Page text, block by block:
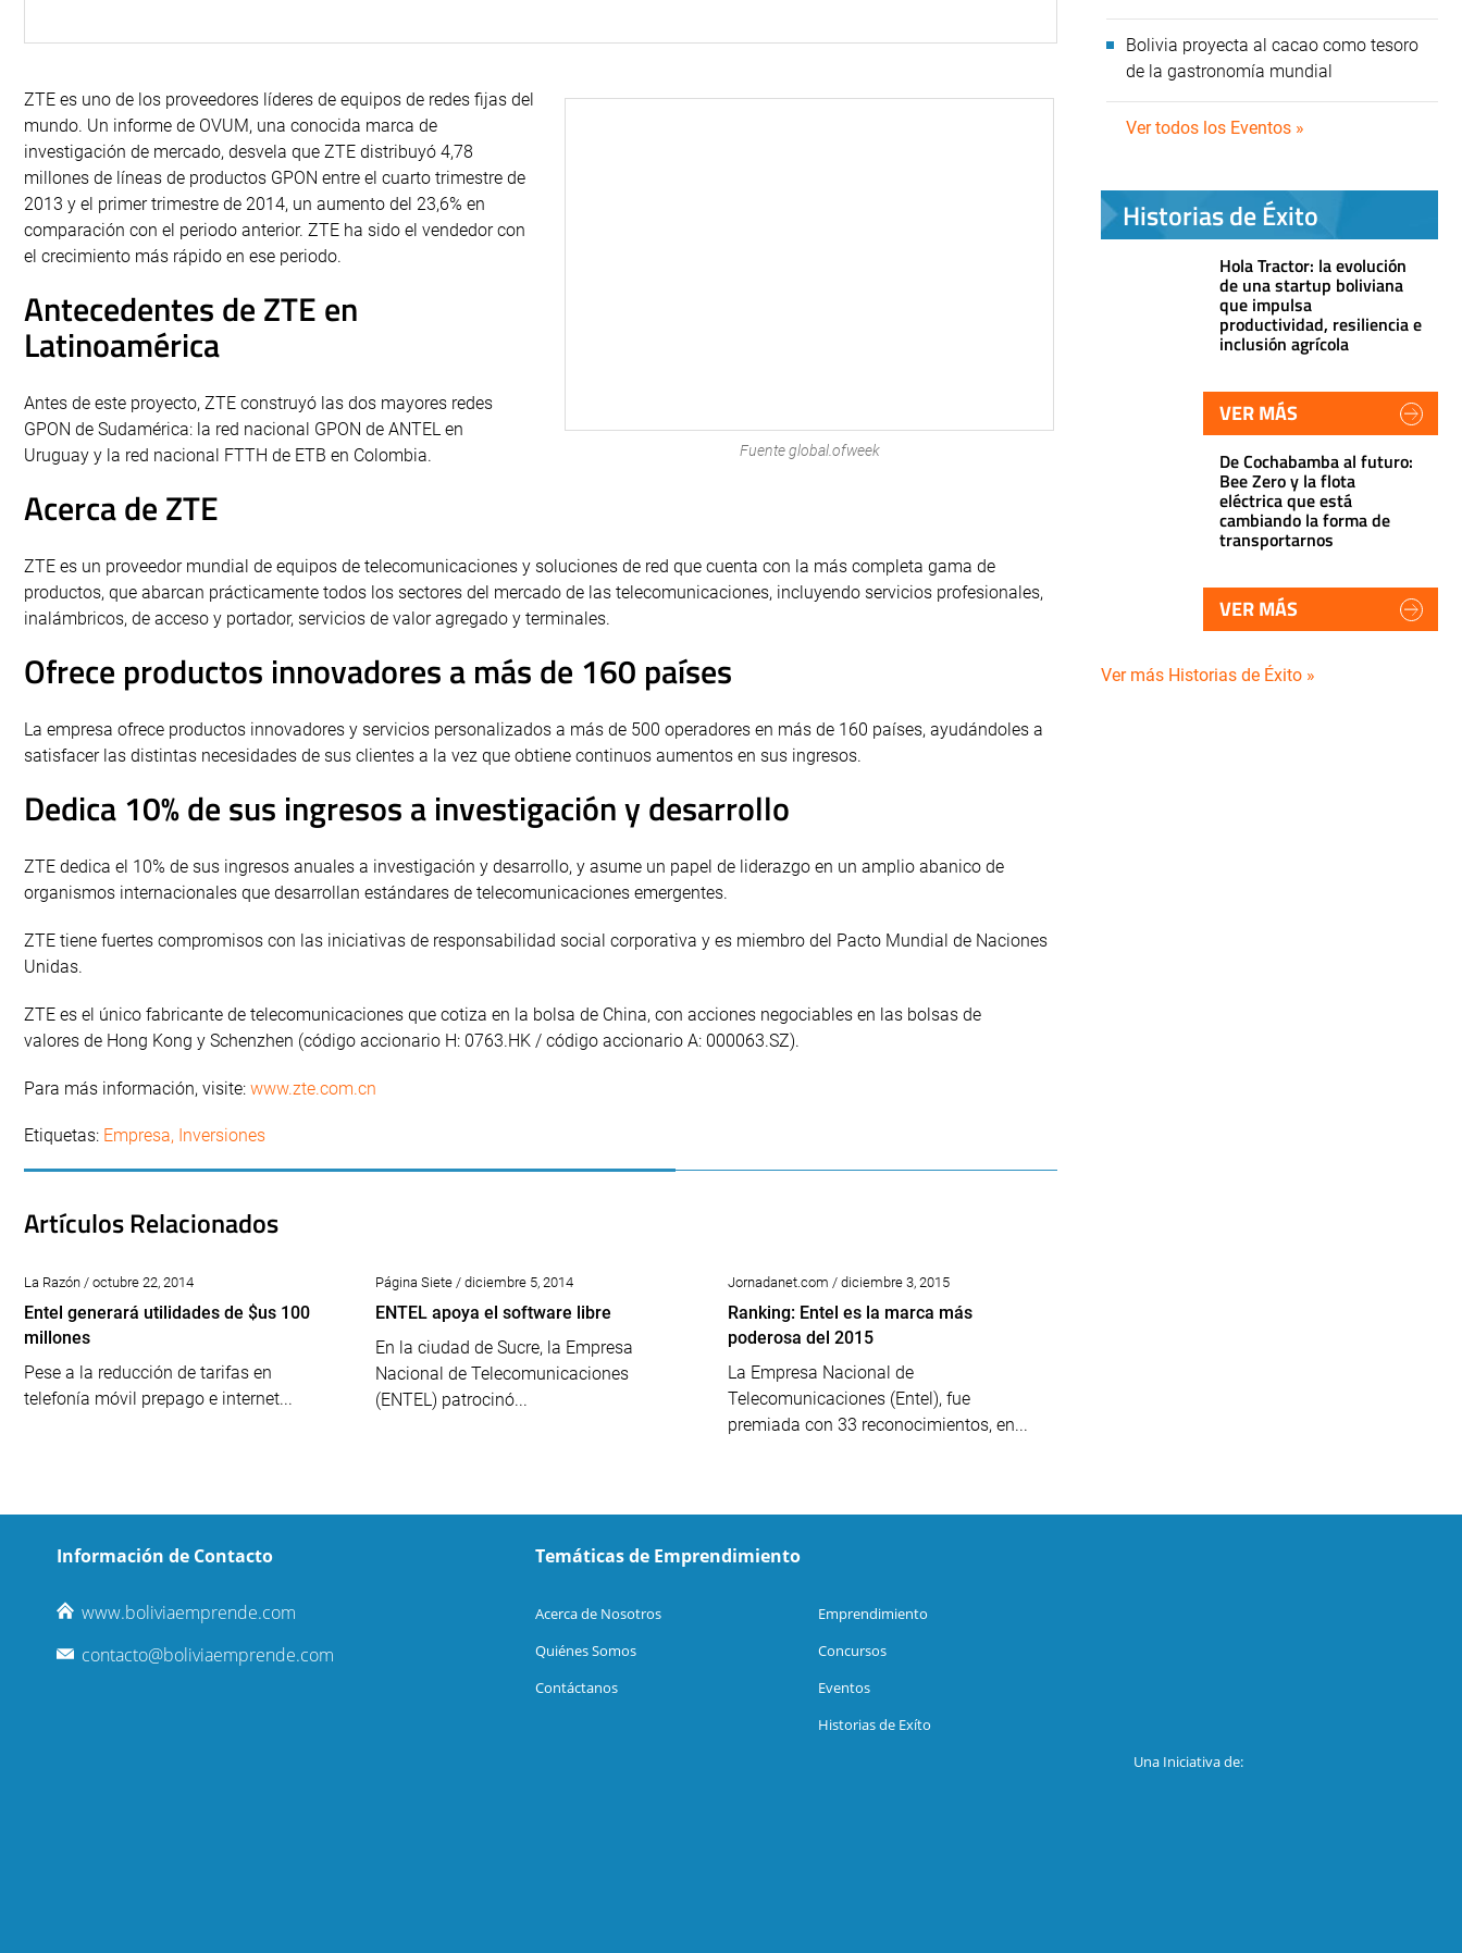
Fuente global.ofweek
ZTE es uno de los proveedores líderes de equipos de redes fijas del
mundo. Un informe de OVUM, una conocida marca de
investigación de mercado, desvela que ZTE distribuyó 4,78
millones de líneas de productos GPON entre el cuarto trimestre de
2013 y el primer trimestre de 2014, un aumento del 23,6% en
comparación con el periodo anterior. ZTE ha sido el vendedor con
el crecimiento más rápido en ese periodo.
Antecedentes de ZTE en
Latinoamérica
Antes de este proyecto, ZTE construyó las dos mayores redes
GPON de Sudamérica: la red nacional GPON de ANTEL en
Uruguay y la red nacional FTTH de ETB en Colombia.
Acerca de ZTE
ZTE es un proveedor mundial de equipos de telecomunicaciones y soluciones de red que cuenta con la más completa gama de
productos, que abarcan prácticamente todos los sectores del mercado de las telecomunicaciones, incluyendo servicios profesionales,
inalámbricos, de acceso y portador, servicios de valor agregado y terminales.
Ofrece productos innovadores a más de 160 países
La empresa ofrece productos innovadores y servicios personalizados a más de 500 operadores en más de 160 países, ayudándoles a
satisfacer las distintas necesidades de sus clientes a la vez que obtiene continuos aumentos en sus ingresos.
Dedica 10% de sus ingresos a investigación y desarrollo
ZTE dedica el 10% de sus ingresos anuales a investigación y desarrollo, y asume un papel de liderazgo en un amplio abanico de
organismos internacionales que desarrollan estándares de telecomunicaciones emergentes.
ZTE tiene fuertes compromisos con las iniciativas de responsabilidad social corporativa y es miembro del Pacto Mundial de Naciones
Unidas.
ZTE es el único fabricante de telecomunicaciones que cotiza en la bolsa de China, con acciones negociables en las bolsas de
valores de Hong Kong y Schenzhen (código accionario H: 0763.HK / código accionario A: 000063.SZ).
Para más información, visite: www.zte.com.cn
Etiquetas: Empresa, Inversiones
Artículos Relacionados
La Razón / octubre 22, 2014
Entel generará utilidades de $us 100
millones
Pese a la reducción de tarifas en
telefonía móvil prepago e internet...
Página Siete / diciembre 5, 2014
ENTEL apoya el software libre
En la ciudad de Sucre, la Empresa
Nacional de Telecomunicaciones
(ENTEL) patrocinó...
Jornadanet.com / diciembre 3, 2015
Ranking: Entel es la marca más
poderosa del 2015
La Empresa Nacional de
Telecomunicaciones (Entel), fue
premiada con 33 reconocimientos, en...
Bolivia proyecta al cacao como tesoro
de la gastronomía mundial
Ver todos los Eventos »
Historias de Éxito
Hola Tractor: la evolución
de una startup boliviana
que impulsa
productividad, resiliencia e
inclusión agrícola
VER MÁS
De Cochabamba al futuro:
Bee Zero y la flota
eléctrica que está
cambiando la forma de
transportarnos
VER MÁS
Ver más Historias de Éxito »
Información de Contacto
www.boliviaemprende.com
contacto@boliviaemprende.com
Temáticas de Emprendimiento
Acerca de Nosotros
Quiénes Somos
Contáctanos
Emprendimiento
Concursos
Eventos
Historias de Exíto
Una Iniciativa de: